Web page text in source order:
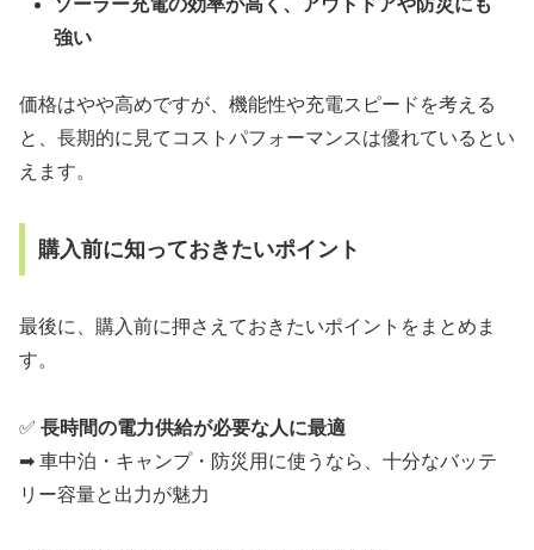
強い
価格はやや高めですが、機能性や充電スピードを考える
と、長期的に見てコストパフォーマンスは優れているとい
えます。
購入前に知っておきたいポイント
最後に、購入前に押さえておきたいポイントをまとめま
す。
✅ 長時間の電力供給が必要な人に最適
➡ 車中泊・キャンプ・防災用に使うなら、十分なバッテ
リー容量と出力が魅力